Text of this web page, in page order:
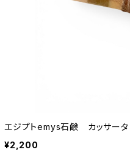
エジプトemys石鹸 カッサータ
¥2,200